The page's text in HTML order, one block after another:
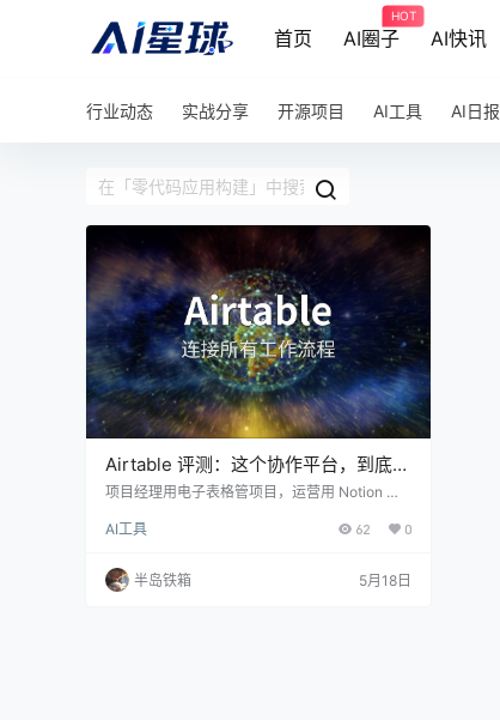
首页 AI圈子
HOT
AI快讯
行业动态 实战分享 开源项目 AI工具 AI日报
Airtable 评测：这个协作平台，到底有
多能打？
项目经理用电子表格管项目，运营用 Notion 管
数据还不同步？Airtable 就是来解决这个问题
合二为一，让非技术团队也能搭建自己的业务系
统。500,000+ 家品牌在用，从 OpenAI 到 Netf
AI工具 62 0
半岛铁箱 5月18日